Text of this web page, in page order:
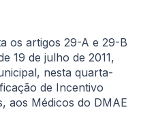
os artigos 29-A e 29-B
19 de julho de 2011,
nesta quarta-
de Incentivo
aos Médicos do DMAE